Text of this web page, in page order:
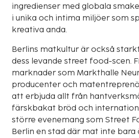
ingredienser med globala
i unika och intima miljöer som
kreativa anda.
Berlins matkultur är också
dess levande street food-scen.
marknader som Markthalle
producenter och
att erbjuda allt från
färskbakat bröd och
större evenemang som Street
Berlin en stad där mat inte bara